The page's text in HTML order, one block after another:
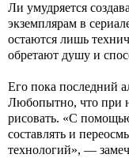
Ли умудряется
экземплярам в
остаются лишь
обретают душу и
Его пока последний
Любопытно, что при
рисовать. «С
составлять и
технологий», —